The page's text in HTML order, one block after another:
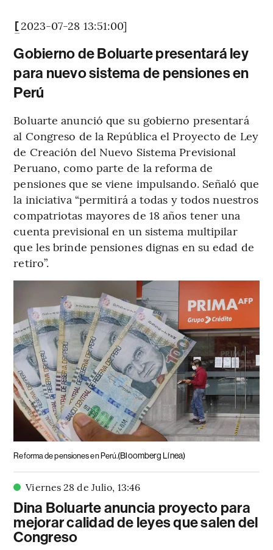
[2023-07-28 13:51:00]
Gobierno de Boluarte presentará ley
para nuevo sistema de pensiones en
Perú
Boluarte anunció que su gobierno presentará
al Congreso de la República el Proyecto de Ley
de Creación del Nuevo Sistema Previsional
Peruano, como parte de la reforma de
pensiones que se viene impulsando. Señaló que
la iniciativa “permitirá a todas y todos nuestros
compatriotas mayores de 18 años tener una
cuenta previsional en un sistema multipilar
que les brinde pensiones dignas en su edad de
retiro”.
Reforma de pensiones en Perú.(Bloomberg Línea)
Viernes 28 de Julio, 13:46
Dina Boluarte anuncia proyecto para
mejorar calidad de leyes que salen del
Congreso